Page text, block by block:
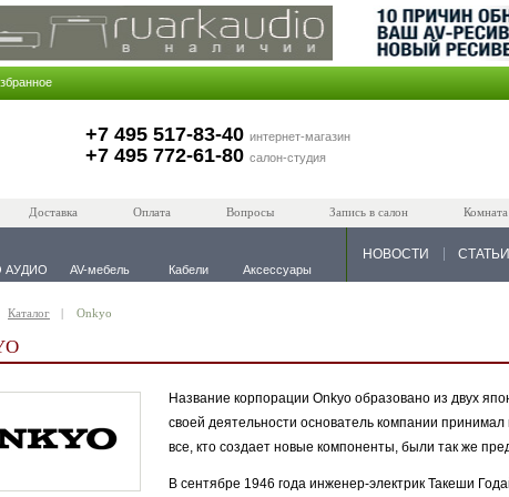
+7 495 517-83-40 интернет-магазин
+7 495 772-61-80 салон-студия
Доставка Оплата Вопросы Запись в салон
АУДИО AV-мебель Кабели Аксессуары
НОВОСТИ СТАТЬИ
Каталог Onkyo
Название корпорации Onkyo образовано из двух
своей деятельности основатель компании
все, кто создает новые компоненты, были так же
В сентябре 1946 года инженер-электрик Такеши